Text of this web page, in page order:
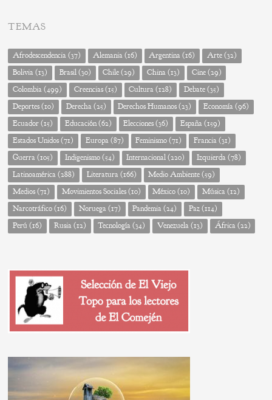
TEMAS
Afrodescendencia(37) Alemania(16) Argentina(16) Arte(32)
Bolivia(13) Brasil(30) Chile(29) China(13) Cine(29)
Colombia(499) Creencias(15) Cultura(128) Debate(35)
Deportes(10) Derecha(25) Derechos Humanos(23) Economía(96)
Ecuador(15) Educación(62) Elecciones(36) España(159)
Estados Unidos(71) Europa(87) Feminismo(71) Francia(31)
Guerra(105) Indigenismo(54) Internacional(220) Izquierda(78)
Latinoamérica(288) Literatura(166) Medio Ambiente(59)
Medios(71) Movimientos Sociales(10) México(10) Música(12)
Narcotráfico(16) Noruega(17) Pandemia(24) Paz(114)
Perú (16) Rusia(12) Tecnología(34) Venezuela(13) África(22)